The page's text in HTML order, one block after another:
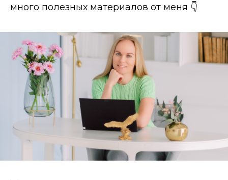
много полезных материалов от меня 👇